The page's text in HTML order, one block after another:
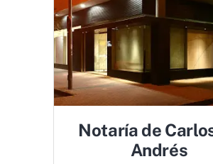
Notaría de
Andrés